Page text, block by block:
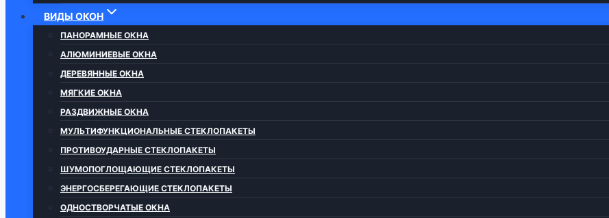
ВИДЫ ОКОН
ПАНОРАМНЫЕ ОКНА
АЛЮМИНИЕВЫЕ ОКНА
ДЕРЕВЯННЫЕ ОКНА
МЯГКИЕ ОКНА
РАЗДВИЖНЫЕ ОКНА
МУЛЬТИФУНКЦИОНАЛЬНЫЕ СТЕКЛОПАКЕТЫ
ПРОТИВОУДАРНЫЕ СТЕКЛОПАКЕТЫ
ШУМОПОГЛОЩАЮЩИЕ СТЕКЛОПАКЕТЫ
ЭНЕРГОСБЕРЕГАЮЩИЕ СТЕКЛОПАКЕТЫ
ОДНОСТВОРЧАТЫЕ ОКНА